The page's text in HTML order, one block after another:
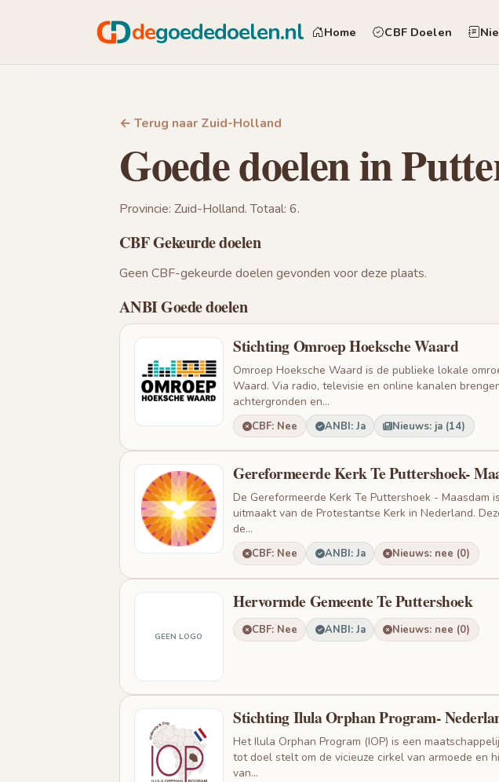
degoededoelen.nl Home CBF Doelen
← Terug naar Zuid-Holland
Goede doelen in
Provincie: Zuid-Holland. Totaal: 6.
CBF Gekeurde doelen
Geen CBF-gekeurde doelen gevonden voor deze plaats.
ANBI Goede doelen
Stichting Omroep Hoeksche Waard
Omroep Hoeksche Waard is de publieke lokale
Waard. Via radio, televisie en online kanalen
achtergronden en...
CBF: Nee ANBI: Ja Nieuws: ja (14)
Gereformeerde Kerk Te Puttershoek-
De Gereformeerde Kerk Te Puttershoek - Maasdam
uitmaakt van de Protestantse Kerk in Nederland.
de...
CBF: Nee ANBI: Ja Nieuws: nee (0)
GEEN LOGO
Hervormde Gemeente Te Puttershoek
CBF: Nee ANBI: Ja Nieuws: nee (0)
Stichting Ilula Orphan Program-
Het Ilula Orphan Program (IOP) is een
tot doel stelt om de vicieuze cirkel van armoede en
van...